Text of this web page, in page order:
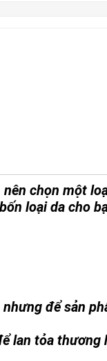
chọn một
loại da cho
để sản
lan tỏa thương